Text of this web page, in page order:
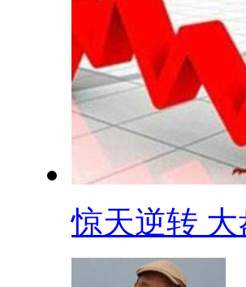
惊天逆转